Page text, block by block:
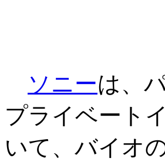
ソニーは、
プライベート
いて、バイオ